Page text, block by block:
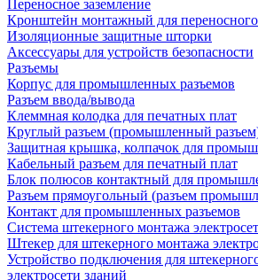
Переносное заземление
Кронштейн монтажный для переносного
Изоляционные защитные шторки
Аксессуары для устройств безопасности
Разъемы
Корпус для промышленных разъемов
Разъем ввода/вывода
Клеммная колодка для печатных плат
Круглый разъем (промышленный
Защитная крышка, колпачок для
Кабельный разъем для печатный плат
Блок полюсов контактный для
Разъем прямоугольный (разъем
Контакт для промышленных разъемов
Система штекерного монтажа
Штекер для штекерного монтажа
Устройство подключения для
электросети зданий